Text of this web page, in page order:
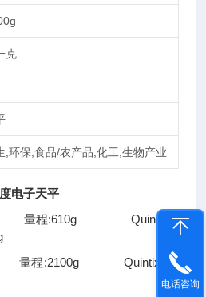
克
,环保,食品/农产品,化工,生物产业
电子天平
量程:610g Quintix11
量程:2100g Quintix310
电话咨询